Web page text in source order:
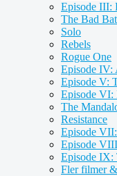
Episode III:
The Bad
Solo
Rebels
Rogue One
Episode IV:
Episode V:
Episode VI:
The
Resistance
Episode
Episode
Episode IX:
Fler filmer